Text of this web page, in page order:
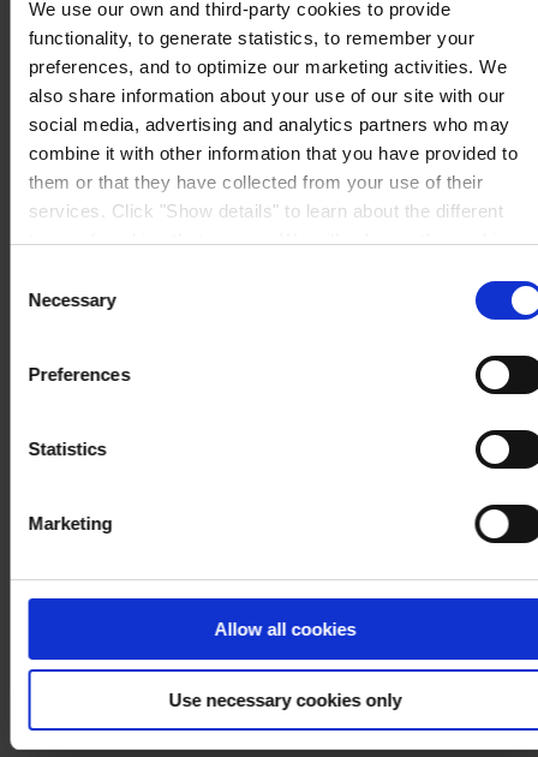
We use our own and third-party cookies to provide
functionality, to generate statistics, to remember your
preferences, and to optimize our marketing activities. We
also share information about your use of our site with our
social media, advertising and analytics partners who may
combine it with other information that you have provided to
them or that they have collected from your use of their
services. Click "Show details" to learn about the different
types of cookies that we use. We will only use the cookies
cookies after having received your consent. You may
withdraw your consent at any time by using the link in our
. If you would like to know more how we
process your personal data, please visit our
Selection
Necessary
Preferences
Statistics
Marketing
Allow all cookies
Use necessary cookies only
Mail:CCN@hempel.com